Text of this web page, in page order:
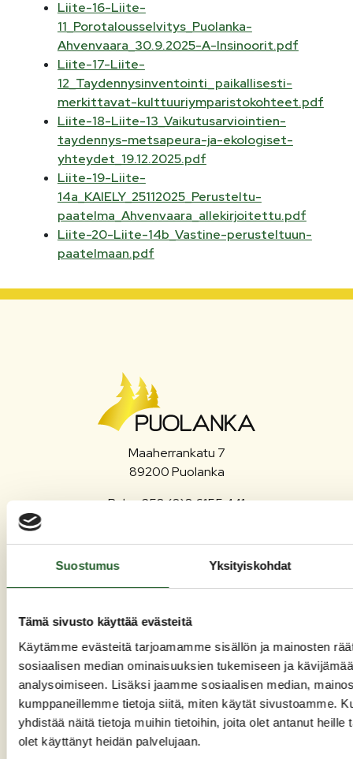
Suostumus Yksityiskohdat
Tämä sivusto käyttää evästeitä
Käytämme evästeitä tarjoamamme sisällön ja mainosten
sosiaalisen median ominaisuuksien tukemiseen ja
analysoimiseen. Lisäksi jaamme sosiaalisen median,
kumppaneillemme tietoja siitä, miten käytät sivustoamme.
yhdistää näitä tietoja muihin tietoihin, joita olet antanut heille
olet käyttänyt heidän palvelujaan.
Liite-16-Liite-
11_Porotalousselvitys_Puolanka-
Ahvenvaara_30.9.2025-A-Insinoorit.pdf
Liite-17-Liite-
12_Taydennysinventointi_paikallisesti-
merkittavat-kulttuuriymparistokohteet.pdf
Liite-18-Liite-13_Vaikutusarviointien-
taydennys-metsapeura-ja-ekologiset-
yhteydet_19.12.2025.pdf
Liite-19-Liite-
14a_KAIELY_25112025_Perusteltu-
paatelma_Ahvenvaara_allekirjoitettu.pdf
Liite-20-Liite-14b_Vastine-perusteltuun-
paatelmaan.pdf
Maaherrankatu 7
89200 Puolanka
Puh: +358 (0)8 6155 441
etunimi.sukunimi@puolanka.fi
PUOLANKA
Asuminen ja ympäristö
Liikunta ja vapaa-aika
Matkailu